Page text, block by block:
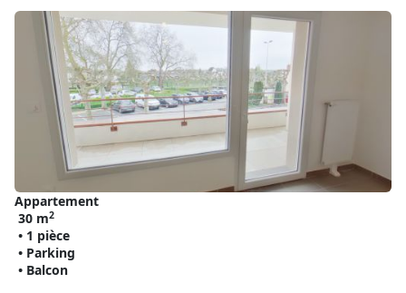
Appartement
30 m2
• 1 pièce
• Parking
• Balcon